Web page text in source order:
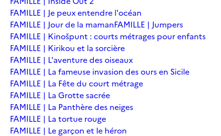
FAMILLE | Je peux entendre l'océan
FAMILLE | Jour de la mamanFAMILLE | Jumpers
FAMILLE | Kinošpunt : courts métrages pour enfants
FAMILLE | Kirikou et la sorcière
FAMILLE | L'aventure des oiseaux
FAMILLE | La fameuse invasion des ours en Sicile
FAMILLE | La Fête du court métrage
FAMILLE | La Grotte sacrée
FAMILLE | La Panthère des neiges
FAMILLE | La tortue rouge
FAMILLE | Le garçon et le héron